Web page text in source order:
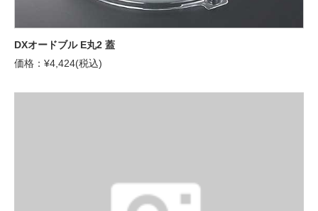
DXオードブル E丸2 蓋
価格：¥4,424(税込)